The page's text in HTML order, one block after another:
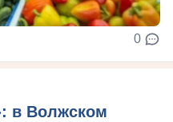
0
в Волжском